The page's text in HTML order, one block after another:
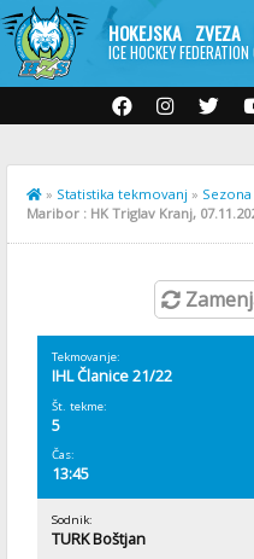
HOKEJSKA ZVEZA
ICE HOCKEY
» Statistika tekmovanj » Sezona
Maribor : HK Triglav Kranj,
Tekmovanje:
IHL Članice 21/22
Št. tekme:
5
Čas:
13:45
Sodnik:
TURK Boštjan